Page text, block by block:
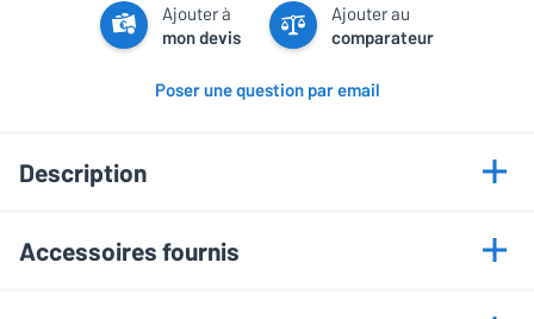
Ajouter à
mon devis
Ajouter au
comparateur
Poser une question par email
Description
Points forts
Accessoires fournis